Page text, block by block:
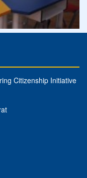
Citizenship Initiative